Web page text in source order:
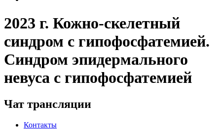
2023 г. Кожно-скелетный
синдром с гипофосфатемией.
Синдром эпидермального
невуса с гипофосфатемией
Чат трансляции
Контакты